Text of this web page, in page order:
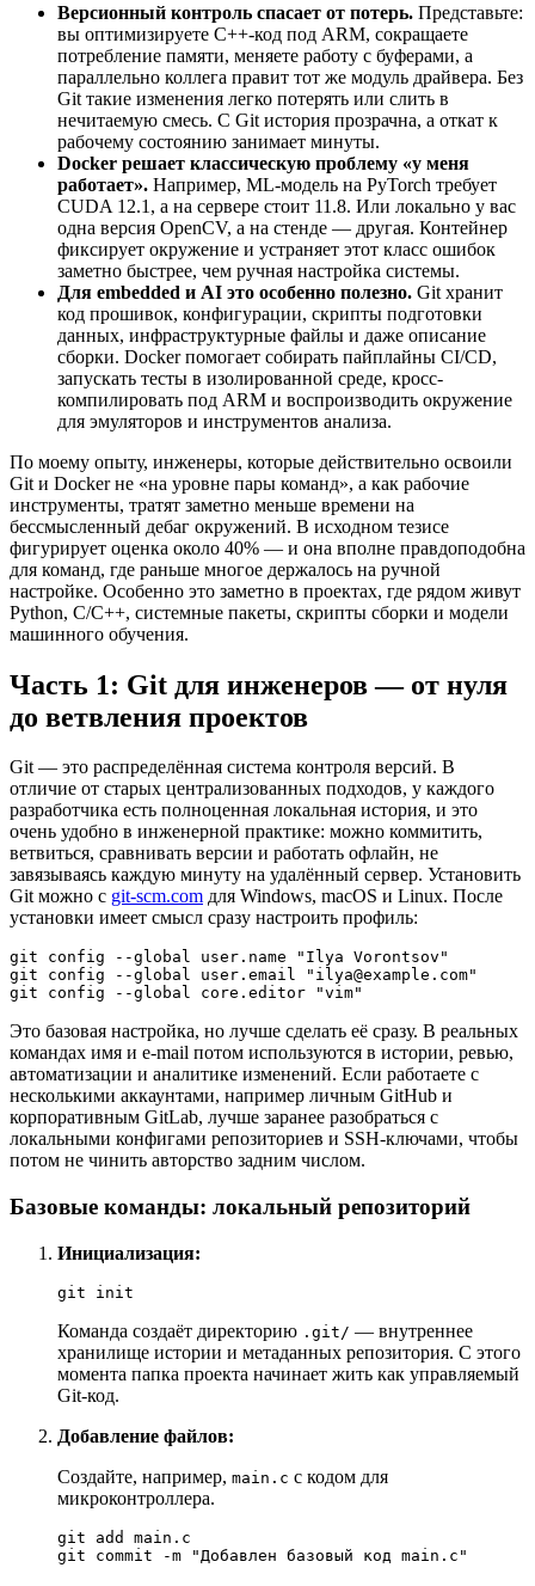
Версионный контроль спасает от потерь. Представьте:
вы оптимизируете C++-код под ARM, сокращаете
потребление памяти, меняете работу с буферами, а
параллельно коллега правит тот же модуль драйвера. Без
Git такие изменения легко потерять или слить в
нечитаемую смесь. С Git история прозрачна, а откат к
рабочему состоянию занимает минуты.
Docker решает классическую проблему «у меня
работает». Например, ML-модель на PyTorch требует
CUDA 12.1, а на сервере стоит 11.8. Или локально у вас
одна версия OpenCV, а на стенде — другая. Контейнер
фиксирует окружение и устраняет этот класс ошибок
заметно быстрее, чем ручная настройка системы.
Для embedded и AI это особенно полезно. Git хранит
код прошивок, конфигурации, скрипты подготовки
данных, инфраструктурные файлы и даже описание
сборки. Docker помогает собирать пайплайны CI/CD,
запускать тесты в изолированной среде, кросс-
компилировать под ARM и воспроизводить окружение
для эмуляторов и инструментов анализа.
По моему опыту, инженеры, которые действительно освоили
Git и Docker не «на уровне пары команд», а как рабочие
инструменты, тратят заметно меньше времени на
бессмысленный дебаг окружений. В исходном тезисе
фигурирует оценка около 40% — и она вполне правдоподобна
для команд, где раньше многое держалось на ручной
настройке. Особенно это заметно в проектах, где рядом живут
Python, C/C++, системные пакеты, скрипты сборки и модели
машинного обучения.
Часть 1: Git для инженеров — от нуля
до ветвления проектов
Git — это распределённая система контроля версий. В
отличие от старых централизованных подходов, у каждого
разработчика есть полноценная локальная история, и это
очень удобно в инженерной практике: можно коммитить,
ветвиться, сравнивать версии и работать офлайн, не
завязываясь каждую минуту на удалённый сервер. Установить
Git можно с git-scm.com для Windows, macOS и Linux. После
установки имеет смысл сразу настроить профиль:
git config --global user.name "Ilya Vorontsov"
git config --global user.email " ilya@example.com"
git config --global core.editor "vim"
Это базовая настройка, но лучше сделать её сразу. В реальных
командах имя и e-mail потом используются в истории, ревью,
автоматизации и аналитике изменений. Если работаете с
несколькими аккаунтами, например личным GitHub и
корпоративным GitLab, лучше заранее разобраться с
локальными конфигами репозиториев и SSH-ключами, чтобы
потом не чинить авторство задним числом.
Базовые команды: локальный репозиторий
Инициализация:
git init
Команда создаёт директорию .git/ — внутреннее
хранилище истории и метаданных репозитория. С этого
момента папка проекта начинает жить как управляемый
Git-код.
Добавление файлов:
Создайте, например, main.c с кодом для
микроконтроллера.
git add main.c
git commit -m "Добавлен базовый код main.c"